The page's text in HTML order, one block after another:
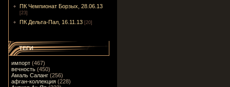
ПК Чемпионат Борзых, 28.06.13
[23]
ПК Дельта-Пал, 16.11.13 [20]
ТЕГИ
импорт (467)
вечность (450)
Амаль Саланг (256)
афган-коллекция (228)